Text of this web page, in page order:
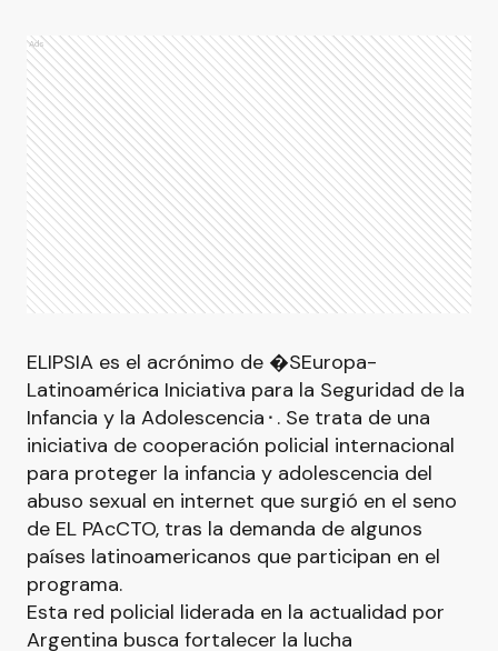
Ads
ELIPSIA es el acrónimo de �SEuropa-
Latinoamérica Iniciativa para la Seguridad de la
Infancia y la Adolescencia⬝. Se trata de una
iniciativa de cooperación policial internacional
para proteger la infancia y adolescencia del
abuso sexual en internet que surgió en el seno
de EL PAcCTO, tras la demanda de algunos
países latinoamericanos que participan en el
programa.
Esta red policial liderada en la actualidad por
Argentina busca fortalecer la lucha